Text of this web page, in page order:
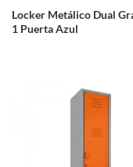
Locker Metálico Dual
1 Puerta Azul